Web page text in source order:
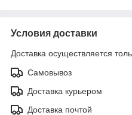
Условия доставки
Доставка осуществляется
Самовывоз
Доставка курьером
Доставка почтой